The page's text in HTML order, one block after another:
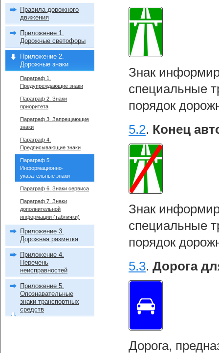
Знак
специальные
порядок
5.2. Конец
Знак
специальные
порядок
5.3. Дорога
Дорога,
Правила дорожного
движения
Приложение 1.
Дорожные светофоры
Приложение 2.
Дорожные знаки
Параграф 1.
Предупреждающие знаки
Параграф 2. Знаки
приоритета
Параграф 3. Запрещающие
знаки
Параграф 4.
Предписывающие знаки
Параграф 5.
Информационно-
указательные знаки
Параграф 6. Знаки сервиса
Параграф 7. Знаки
дополнительной
информации (таблички)
Приложение 3.
Дорожная разметка
Приложение 4.
Перечень
неисправностей
Приложение 5.
Опознавательные
знаки транспортных
средств